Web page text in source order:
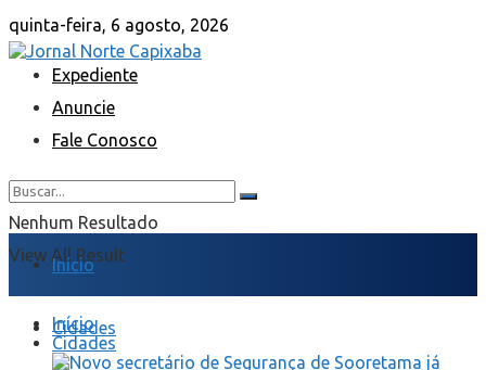
quinta-feira, 6 agosto, 2026
Expediente
Anuncie
Fale Conosco
Nenhum Resultado
View All Result
Início
Cidades
Início
Cidades